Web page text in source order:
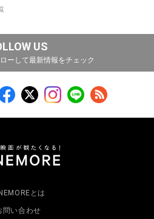
US
ーして最新情報をチェック
とは
問い合わせ